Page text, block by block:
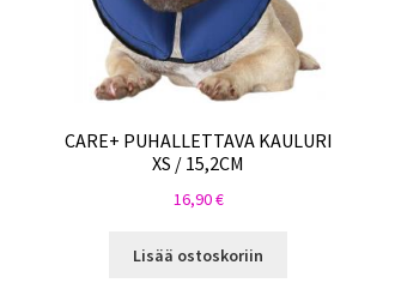
CARE+ PUHALLETTAVA KAULURI
XS / 15,2CM
16,90€
Lisää ostoskoriin